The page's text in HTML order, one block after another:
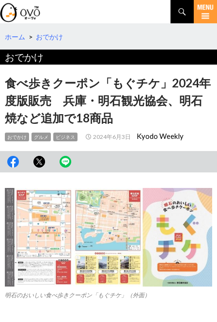
検
索
コ
テ
ツ
へ
ホーム > おでかけ
おでかけ
食べ歩きクーポン「もぐチケ」2024年
度版販売 兵庫・明石観光協会、明石
焼など追加で18商品
おでかけ グルメ ビジネス 2024年6月3日 Kyodo Weekly
明石のおいしい食べ歩きクーポン「もぐチケ」（外面）